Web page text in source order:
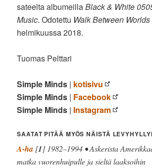
sateelta albumeillaBlack & White
Music. Odotettu Walk Between Worlds
helmikuussa 2018.
Tuomas Pelttari
Simple Minds | kotisivu
Simple Minds | Facebook
Simple Minds | Instagram
SAATAT PITÄÄ MYÖS NÄISTÄ
A-ha [1] 1982–1994 • Askerista
matka vuorenhuipulle ja sieltä laaksoihin